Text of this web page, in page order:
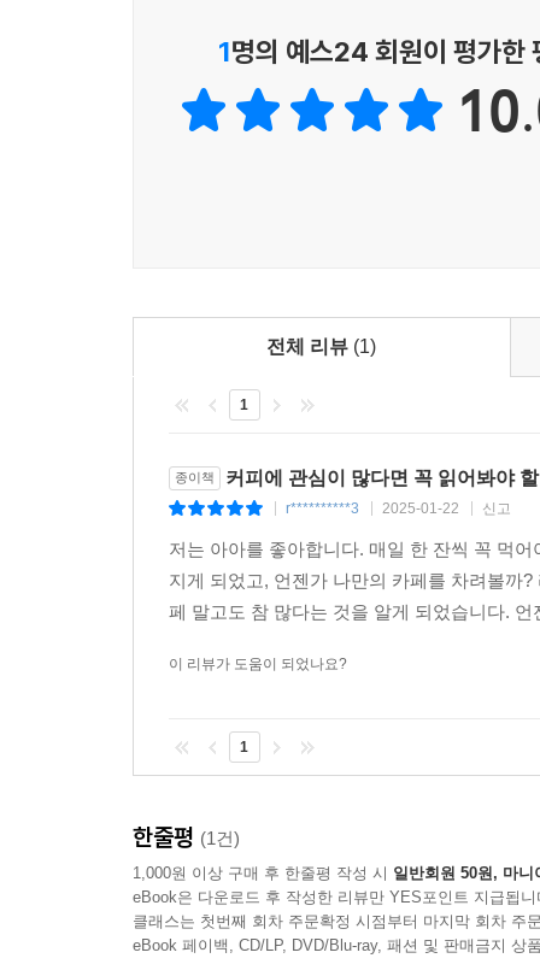
1명의 예스24 회원이 평가한
전체 리뷰 (1)
1
종이책 커피에 관심이 많다면 꼭 읽어봐야
r**********3 2025-01-22 신고
저는 아아를 좋아합니다. 매일 한 잔씩 꼭 먹
지게 되었고, 언젠가 나만의 카페를 차려볼까
페 말고도 참 많다는 것을 알게 되었습니다.
이 리뷰가 도움이 되었나요?
1
한줄평 (1건)
1,000원 이상 구매 후 한줄평 작성 시 일반회원 50원, 마니
eBook은 다운로드 후 작성한 리뷰만 YES포인트 지급됩니
클래스는 첫번째 회차 주문확정 시점부터 마지막 회차 주
eBook 페이백, CD/LP, DVD/Blu-ray, 패션 및 판매금지 상